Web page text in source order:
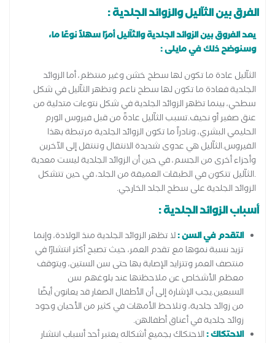
الفرق بين الثآليل والزوائد الجلدية :
يعد الفروق بين الزوائد الجلدية والثآليل أمرًا سهلاً نوعًا ما،
وسنوضح ذلك في مايلى :
الثآليل عادة ما تكون لها سطح خشن وغير منتظم، أما الزوائد
الجلدية فعادة ما تكون لها سطح ناعم وتظهر الثآليل في شكل
سطحي، بينما تظهر الزوائد الجلدية في شكل نتوءات متدلية من
عنق صغير أو نحيف.تسبب الثآليل عادةً من قبل فيروس الورم
الحليمي البشري، ونادراً ما تكون الزوائد الجلدية مرتبطة بهذا
الفيروس.الثآليل هي عدوى شديدة الانتقال وتنتقل إلى الآخرين
وأجزاء أخرى من الجسم، في حين أن الزوائد الجلدية ليست معدية
.الثآليل تتكون في الطبقات العميقة من الجلد، في حين تتشكل
الزوائد الجلدية على سطح الجلد الخارجي.
أسباب الزوائد الجلدية :
التقدم في السن :لا تظهر الزوائد الجلدية منذ الولادة، وإنما
تزيد نسبة نموها مع تقدم العمر، حيث تصبح أكثر انتشارًا في
منتصف العمر وتتزايد الإصابة بها حتى سن الستين، ويتوقف
معظم الأشخاص عن ملاحظتها عند بلوغهم سن
السبعين.يجب الإشارة إلى أن الأطفال الصغار قد يعانون أيضًا
من زوائد جلدية، وتلاحظ الأمهات في كثير من الأحيان وجود
زوائد جلدية في أعناق أطفالهن.
الاحتكاك :الاحتكاك بجميع أشكاله يعتبر أحد أسباب انتشار